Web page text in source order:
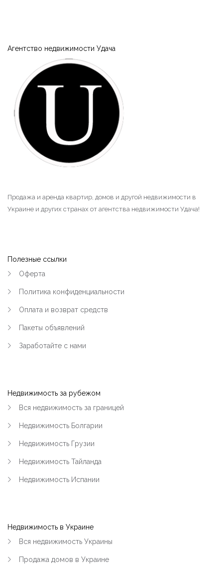
Агентство недвижимости Удача
Продажа и аренда квартир, домов и другой недвижимости в
Украине и других странах от агентства недвижимости Удача!
Полезные ссылки
Оферта
Политика конфиденциальности
Оплата и возврат средств
Пакеты объявлений
Заработайте с нами
Недвижимость за рубежом
Вся недвижимость за границей
Недвижимость Болгарии
Недвижимость Грузии
Недвижимость Тайланда
Недвижимость Испании
Недвижимость в Украине
Вся недвижимость Украины
Продажа домов в Украине